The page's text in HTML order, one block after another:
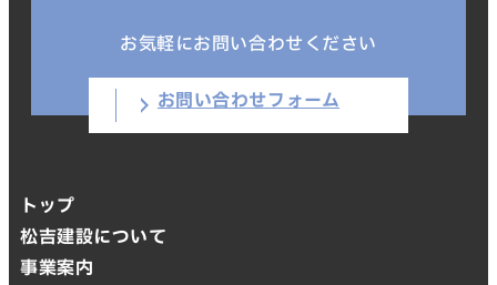
お気軽にお問い合わせください
お問い合わせフォーム
トップ
松吉建設について
事業案内